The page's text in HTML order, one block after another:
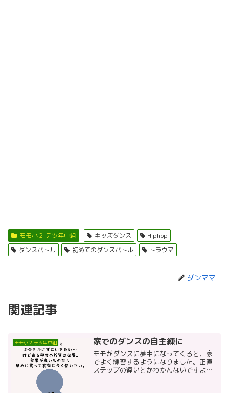
モモ小２ テツ年中組 キッズダンス
Hiphop
ダンスバトル
初めてのダンスバトル トラウマ
ダンママ
関連記事
モモ小２ テツ年中組 家でのダンスの自主練に
モモがダンスに夢中になってくると、家
でよく練習するようになりました。正直
ステップの違いとかわかんないですよ。